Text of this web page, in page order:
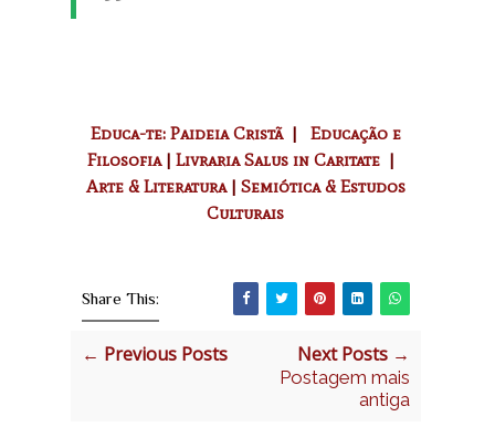
Educa-te: Paideia Cristã |
Educação e
Filosofia|Livraria Salus in Caritate |
Arte & Literatura| Semiótica & Estudos
Culturais
Share This:
← Previous Posts Next Posts →
Postagem mais
antiga